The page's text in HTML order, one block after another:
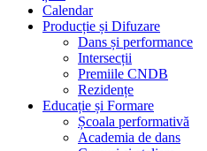
Calendar
Producție și Difuzare
Dans și performance
Intersecții
Premiile CNDB
Rezidențe
Educație și Formare
Școala performativă
Academia de dans